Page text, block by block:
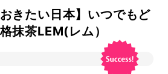
きたい日本】いつでもど
抹茶LEM(レム）